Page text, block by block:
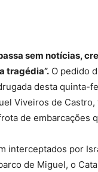
sem notícias,
tragédia”. O pedido
desta quinta-
Viveiros de
de embarcações
interceptados por
de Miguel, o